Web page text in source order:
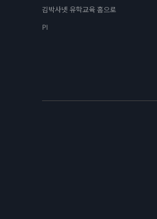
김박사넷 유학교육 홈으로
PI